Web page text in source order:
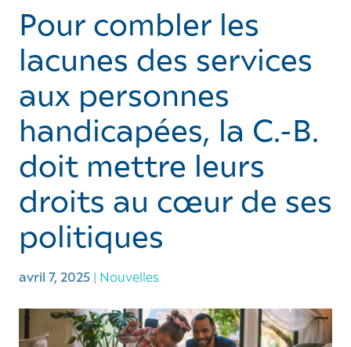
Pour combler les
lacunes des services
aux personnes
handicapées, la C.-B.
doit mettre leurs
droits au cœur de ses
politiques
avril 7, 2025| Nouvelles